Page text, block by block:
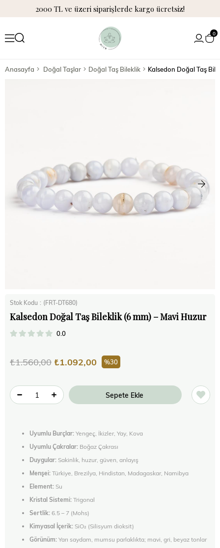
2000 TL ve üzeri siparişlerde kargo ücretsiz!
0
Anasayfa Doğal Taşlar Doğal Taş Bileklik Kalsedon Doğal Taş
Stok Kodu (FRT-DT680)
Kalsedon Doğal Taş Bileklik (6 mm) – Mavi Huzur
0.0
₺1.560,00 ₺1.092,00 30
Uyumlu Burçlar:Yengeç, İkizler, Yay, Kova
Uyumlu Çakralar: Boğaz Çakrası
Duygular: Sakinlik, huzur, güven, anlayış
Menşei:Türkiye, Brezilya, Hindistan, Madagaskar, Namibya
Element: Su
Kristal Sistemi:Trigonal
Sertlik:6.5 – 7 (Mohs)
Kimyasal İçerik: SiO₂ (Silisyum dioksit)
Görünüm:Yarı saydam, mumsu parlaklıkta; mavi, gri, beyaz tonlar